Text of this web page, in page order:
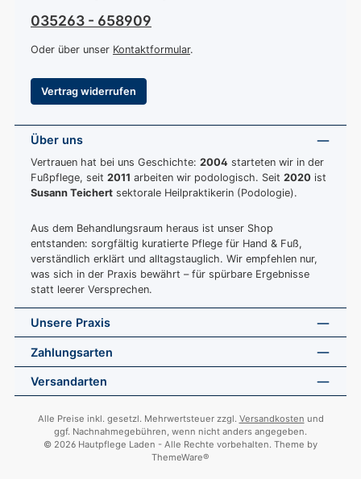
035263 - 658909
Oder über unser Kontaktformular.
Vertrag widerrufen
Über uns
Vertrauen hat bei uns Geschichte: 2004 starteten wir in der
Fußpflege, seit 2011 arbeiten wir podologisch. Seit 2020 ist
Susann Teichert sektorale Heilpraktikerin (Podologie).
Aus dem Behandlungsraum heraus ist unser Shop
entstanden: sorgfältig kuratierte Pflege für Hand & Fuß,
verständlich erklärt und alltagstauglich. Wir empfehlen nur,
was sich in der Praxis bewährt – für spürbare Ergebnisse
statt leerer Versprechen.
Unsere Praxis
Zahlungsarten
Versandarten
Alle Preise inkl. gesetzl. Mehrwertsteuer zzgl. Versandkosten und
ggf. Nachnahmegebühren, wenn nicht anders angegeben.
© 2026 Hautpflege Laden - Alle Rechte vorbehalten. Theme by
ThemeWare®